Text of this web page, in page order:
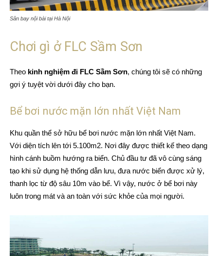
Sân bay nội bài tại Hà Nội
Chơi gì ở FLC Sầm Sơn
Theo kinh nghiệm đi FLC Sầm Sơn, chúng tôi sẽ có những
gợi ý tuyệt vời dưới đây cho bạn.
Bể bơi nước mặn lớn nhất Việt Nam
Khu quần thể sở hữu bể bơi nước mặn lớn nhất Việt Nam.
Với diện tích lên tới 5.100m2. Nơi đây được thiết kế theo dạng
hình cánh buồm hướng ra biển. Chủ đầu tư đã vô cùng sáng
tạo khi sử dụng hệ thống dẫn lưu, đưa nước biển được xử lý,
thanh lọc từ độ sâu 10m vào bể. Vì vậy, nước ở bể bơi này
luôn trong mát và an toàn với sức khỏe của mọi người.